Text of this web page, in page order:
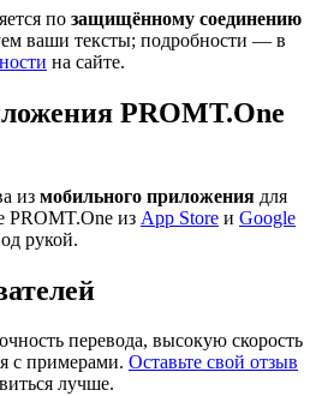
по защищённому соединению
ваши тексты; подробности — в
на сайте.
PROMT.One
из мобильного приложения для
PROMT.One из App Store и Google
рукой.
перевода, высокую скорость
с примерами. Оставьте свой отзыв
лучше.